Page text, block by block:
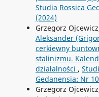
Studia Rossica
(2024)
Grzegorz
Aleksander
cerkiewny
stalinizmu.
działalności ,
Gedanensia: Nr
Grzegorz